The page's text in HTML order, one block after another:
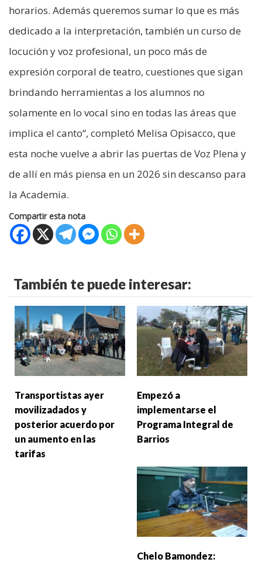
horarios. Además queremos sumar lo que es más
dedicado a la interpretación, también un curso de
locución y voz profesional, un poco más de
expresión corporal de teatro, cuestiones que sigan
brindando herramientas a los alumnos no
solamente en lo vocal sino en todas las áreas que
implica el canto“, completó Melisa Opisacco, que
esta noche vuelve a abrir las puertas de Voz Plena y
de allí en más piensa en un 2026 sin descanso para
la Academia.
Compartir esta nota
También te puede interesar:
Transportistas ayer
movilizadados y
posterior acuerdo por
un aumento en las
tarifas
Empezó a
implementarse el
Programa Integral de
Barrios
Chelo Bamondez: